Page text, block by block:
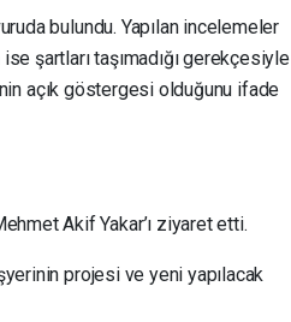
bulundu. Yapılan incelemeler
şartları taşımadığı gerekçesiyle
açık göstergesi olduğunu ifade
Akif Yakar’ı ziyaret etti.
projesi ve yeni yapılacak